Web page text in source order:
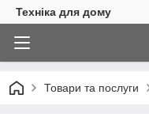
Техніка для дому
Товари та послуги